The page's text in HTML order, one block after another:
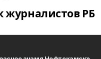
журналистов РБ